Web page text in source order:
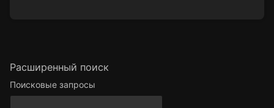
Расширенный поиск
Поисковые запросы